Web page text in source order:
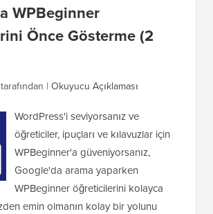
WPBeginner
Önce Gösterme (2
tarafından | Okuyucu Açıklaması
WordPress'i seviyorsanız ve
öğreticiler, ipuçları ve kılavuzlar için
WPBeginner'a güveniyorsanız,
Google'da arama yaparken
WPBeginner öğreticilerini kolayca
emin olmanın kolay bir yolunu